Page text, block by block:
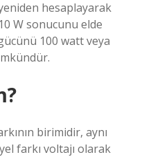
hesaplayarak
W sonucunu elde
100 watt veya
birimidir, aynı
farkı voltajı olarak